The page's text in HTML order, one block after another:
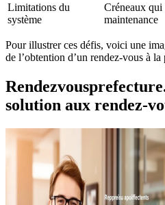
Limitations du
système
Créneaux qui
maintenance
Pour illustrer ces défis, voici une
de l’obtention d’un rendez-vous à la
solution aux rendez-